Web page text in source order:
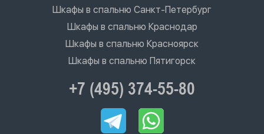
Шкафы в спальню Санкт-Петербург
Шкафы в спальню Краснодар
Шкафы в спальню Красноярск
Шкафы в спальню Пятигорск
+7 (495) 374-55-80